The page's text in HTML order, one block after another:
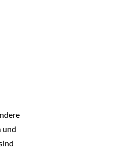
und
Pflegeprodukte für